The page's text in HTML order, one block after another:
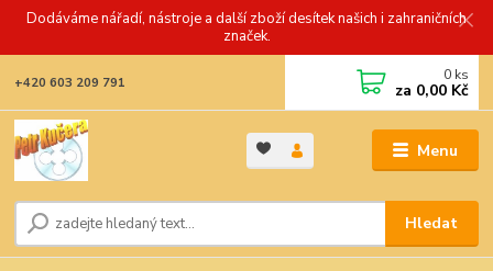
Dodáváme nářadí, nástroje a další zboží desítek našich i zahraničních
značek.
Menu
Hledat
+420 603 209 791 0 ks
za 0,00 Kč